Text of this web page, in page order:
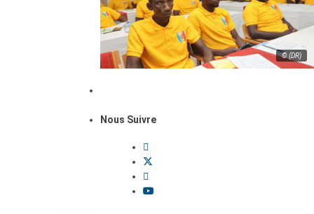
© (DR)
Nous Suivre